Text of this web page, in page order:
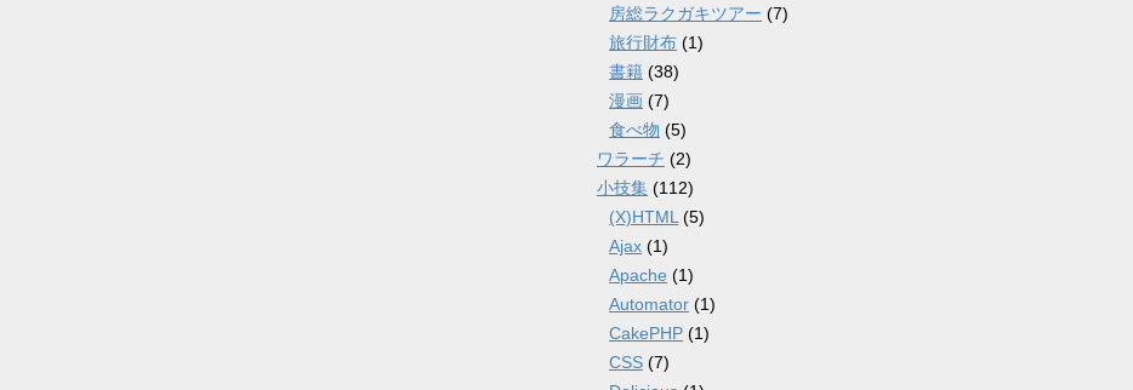
房総ラクガキツアー (7)
旅行財布 (1)
書籍 (38)
漫画 (7)
食べ物 (5)
ワラーチ (2)
小技集 (112)
(X)HTML (5)
Ajax (1)
Apache (1)
Automator (1)
CakePHP (1)
CSS (7)